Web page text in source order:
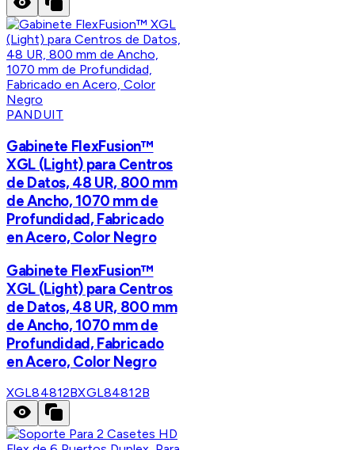
PANDUIT
Gabinete FlexFusion™
XGL (Light) para Centros
de Datos, 48 UR, 800 mm
de Ancho, 1070 mm de
Profundidad, Fabricado
en Acero, Color Negro
Gabinete FlexFusion™
XGL (Light) para Centros
de Datos, 48 UR, 800 mm
de Ancho, 1070 mm de
Profundidad, Fabricado
en Acero, Color Negro
XGL84812BXGL84812B